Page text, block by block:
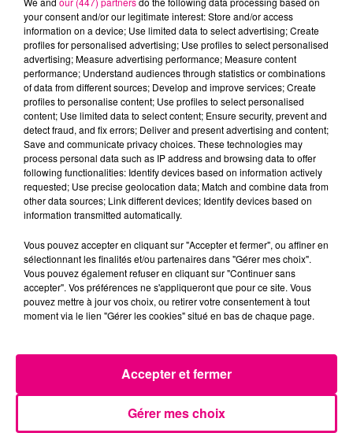
23 juillet 2026
Violent incendie au nord de Toulouse
your consent and/or our legitimate interest: Store and/or access
information on a device; Use limited data to select advertising; Create
profiles for personalised advertising; Use profiles to select personalised
advertising; Measure advertising performance; Measure content
performance; Understand audiences through statistics or combinations
of data from different sources; Develop and improve services; Create
profiles to personalise content; Use profiles to select personalised
content; Use limited data to select content; Ensure security, prevent and
detect fraud, and fix errors; Deliver and present advertising and content;
Save and communicate privacy choices. These technologies may
process personal data such as IP address and browsing data to offer
following functionalities: Identify devices based on information actively
requested; Use precise geolocation data; Match and combine data from
other data sources; Link different devices; Identify devices based on
information transmitted automatically.
Vous pouvez accepter en cliquant sur "Accepter et fermer", ou affiner en
sélectionnant les finalités et/ou partenaires dans "Gérer mes choix".
Vous pouvez également refuser en cliquant sur "Continuer sans
accepter". Vos préférences ne s'appliqueront que pour ce site. Vous
pouvez mettre à jour vos choix, ou retirer votre consentement à tout
moment via le lien "Gérer les cookies" situé en bas de chaque page.
Gérer mes choix
Accepter et fermer